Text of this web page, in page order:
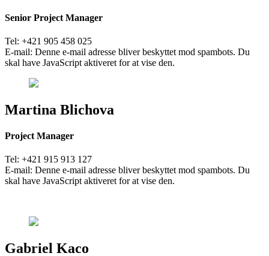
Senior Project Manager
Tel: +421 905 458 025
E-mail: Denne e-mail adresse bliver beskyttet mod spambots. Du
skal have JavaScript aktiveret for at vise den.
Martina Blichova
Project Manager
Tel: +421 915 913 127
E-mail: Denne e-mail adresse bliver beskyttet mod spambots. Du
skal have JavaScript aktiveret for at vise den.
Gabriel Kaco